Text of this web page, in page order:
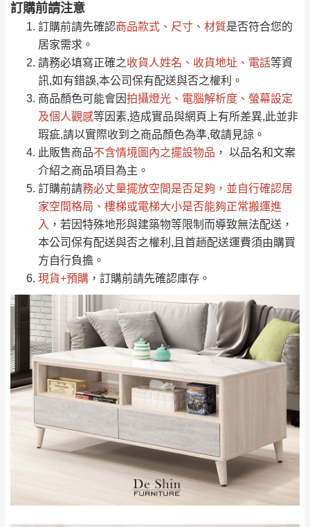
訂購前請注意
訂購前請先確認商品款式、尺寸、材質是否符合您的
居家需求。
請務必填寫正確之收貨人姓名、收貨地址、電話等資
訊,如有錯誤,本公司保有配送與否之權利。
商品顏色可能會因拍攝燈光、電腦解析度、螢幕設定
及個人觀感等因素,造成實品與網頁上有所差異,此並非
瑕疵,請以實際收到之商品顏色為準,敬請見諒。
此販售商品不含情境圖內之擺設物品 ， 以品名和文案
介紹之商品項目為主。
訂購前請務必丈量擺放空間是否足夠 ，並自行確認居
家空間格局、 樓梯或電梯大小是否能夠正常搬運進
入 ，若因特殊地形與建築物等限制而導致無法配送，
本公司保有配送與否之權利,且首趟配送運費須由購買
方自行負擔。
現貨+預購 ，訂購前請先確認庫存。
運 費 說 明
運送地區 運送費用
偏遠地區
（請先線上詢問 LINE
→@dershin ）
桃園
免 運
費
＊A108產品另收運費
復興鄉
新竹
峨眉鄉、五峰鄉、
橫山、北埔鄉、尖
石鄉、寶山鄉山
區、新埔山區、芎
台北 無
雙溪、貢寮、烏
來、平溪、九份、
石門、林口 下福
里、新店山區、三
峽山區、石碇、坪
林、福隆、淡水山
區、北投湖山路、
深坑山區
$ 9,000以上：免
注意事項：
由於品項繁多，網頁無法及時更新，如有需
要購買商品，請於出發前來電或到「官方
Line客服」來信確認商品是否有「現貨」與
「金額」。
若商品價格或庫存有異常，商家有權取消訂
單。部分網路商品恕無法更改原設計或客製，敬請
見諒！
接單後二日內(不含例假日)，我們客服會與您
電話聯絡或E-Mail通知確認訂單。
（線上客
服 LINE → @dershin）
下單前先詢問是否現貨 ，若未詢問下單後無
現貨我們客服會再來電或E-Mail與您聯絡
（洽詢方式請搜尋 Line ID →
地區恕無法提供運送 (詳見運送規章)。
配送範圍：
苗栗至基隆；其它地區暫不開放，如因特殊
地型限制(山區、鄉、鎮、村)、樓梯太小、無
法搬運上樓等因素，導致無法配送，
保有出貨的權利。
保護物流人員的工作安全，賣家無提供吊掛
服務，若需以吊車或其他的吊掛方式吊運，
費用將由買方自行支付。
因大型傢俱有組裝、配送的問題，並非一般
快速到貨商品，無法指定特定時間送達，司
0/5 (0)筆
全部 依評論高至低排列
依評論低至高排列 只顯示附上圖片
只顯示附上評論